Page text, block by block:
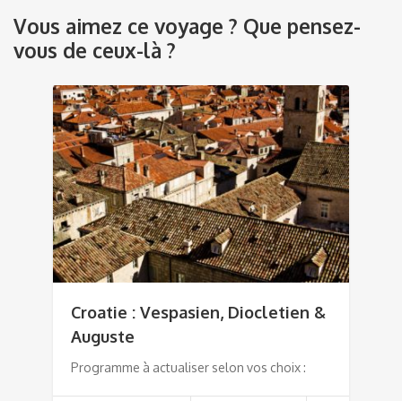
Vous aimez ce voyage ? Que pensez-
vous de ceux-là ?
Croatie : Vespasien, Diocletien &
Auguste
Programme à actualiser selon vos choix :